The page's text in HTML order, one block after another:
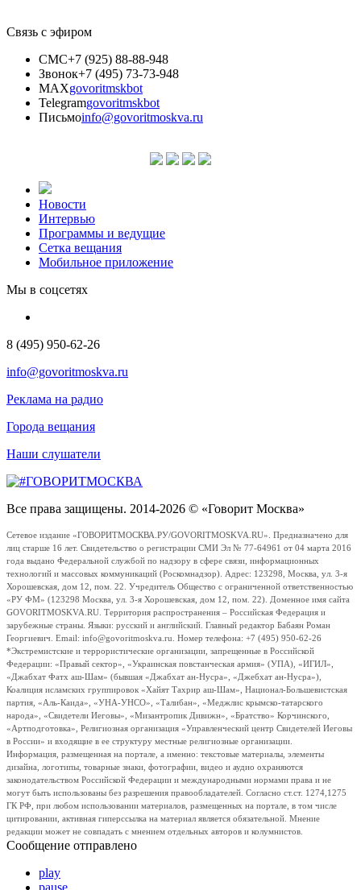
Связь с эфиром
СМС+7 (925) 88-88-948
Звонок+7 (495) 73-73-948
MAXgovoritmskbot
Telegramgovoritmskbot
Письмоinfo@govoritmoskva.ru
Новости
Интервью
Программы и ведущие
Сетка вещания
Мобильное приложение
Мы в соцсетях
8 (495) 950-62-26
info@govoritmoskva.ru
Реклама на радио
Города вещания
Наши слушатели
Все права защищены. 2014-2026 © «Говорит Москва»
Сетевое издание «ГОВОРИТМОСКВА.РУ/GOVORITMOSKVA.RU». Предназначено для
лиц старше 16 лет. Свидетельство о регистрации СМИ Эл № 77-64961 от 04 марта 2016
года выдано Федеральной службой по надзору в сфере связи, информационных
технологий и массовых коммуникаций (Роскомнадзор). Адрес: 123298, Москва, ул. 3-я
Хорошевская, дом 12, пом. 22. Учредитель Общество с ограниченной ответственностью
«РУ ФМ» (123298 Москва, ул. 3-я Хорошевская, дом 12, пом. 22). Доменное имя сайта
GOVORITMOSKVA.RU. Территория распространения – Российская Федерация и
зарубежные страны. Языки: русский и английский. Главный редактор Бабаян Роман
Георгиевич. Email: info@govoritmoskva.ru. Номер телефона: +7 (495) 950-62-26
*Экстремистские и террористические организации, запрещенные в Российской
Федерации: «Правый сектор», «Украинская повстанческая армия» (УПА), «ИГИЛ»,
«Джабхат Фатх аш-Шам» (бывшая «Джабхат ан-Нусра», «Джебхат ан-Нусра»),
Коалиция исламских группировок «Хайят Тахрир аш-Шам», Национал-Большевистская
партия, «Аль-Каида», «УНА-УНСО», «Талибан», «Меджлис крымско-татарского
народа», «Свидетели Иеговы», «Мизантропик Дивижн», «Братство» Корчинского,
«Артподготовка», Религиозная организация «Управленческий центр Свидетелей Иеговы
в России» и входящие в ее структуру местные религиозные организации.
Информация, размещенная на портале, а именно: текстовые материалы, элементы
дизайна, логотипы, товарные знаки, фотографии, видео и аудио охраняются
законодательством Российской Федерации и международными нормами права и не
могут быть использованы без разрешения правообладателей. Согласно ст.ст. 1274,1275
ГК РФ, при любом использовании материалов, размещенных на портале, в том числе
цитировании, активная гиперссылка на материал является обязательной. Мнение
редакции может не совпадать с мнением отдельных авторов и колумнистов.
Сообщение отправлено
play
pause